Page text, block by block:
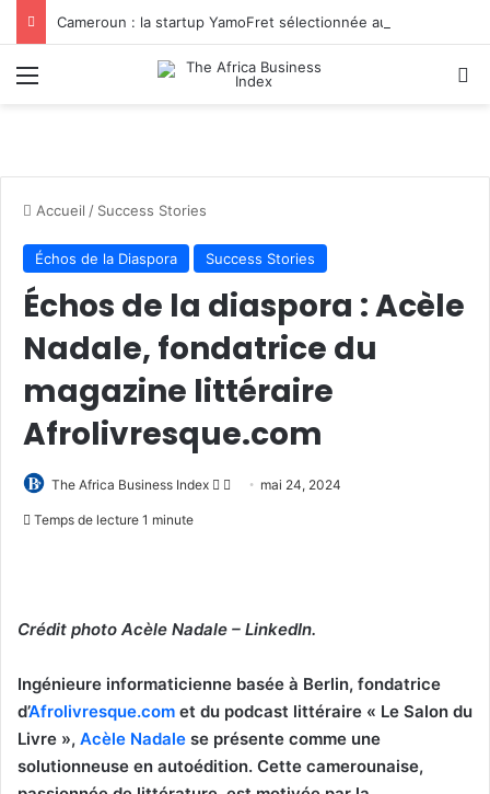
Menu
Accueil / Success Stories
Échos de la Diaspora Success Stories
Échos de la diaspora : Acèle
Nadale, fondatrice du
magazine littéraire
Afrolivresque.com
The Africa Business Index
Follow
Envoyermai 24, 2024
Temps de lecture 1 minute
Crédit photo Acèle Nadale – LinkedIn.
Ingénieure informaticienne basée à Berlin, fondatrice
d’Afrolivresque.com et du podcast littéraire « Le Salon du
Livre », Acèle Nadale se présente comme une
solutionneuse en autoédition. Cette camerounaise,